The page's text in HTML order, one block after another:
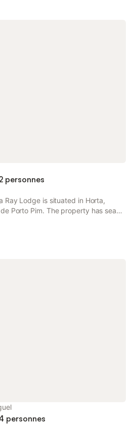
personnes
Ray Lodge is situated in Horta,
Porto Pim. The property has sea
km from Praia da Conceição.
personnes